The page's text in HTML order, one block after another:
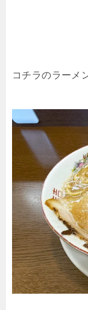
コチラのラーメ